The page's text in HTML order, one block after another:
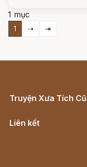
1 mục
1 ⇢ ⇥
Truyện Xưa Tích Cũ
Liên kết